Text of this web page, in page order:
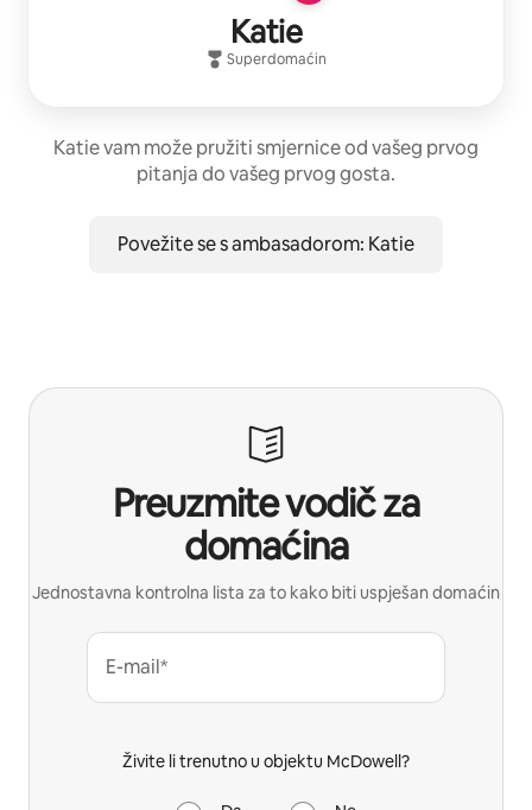
Katie
Superdomaćin
Katie vam može pružiti smjernice od vašeg prvog
pitanja do vašeg prvog gosta.
Povežite se s ambasadorom: Katie
Preuzmite vodič za
domaćina
Jednostavna kontrolna lista za to kako biti uspješan domaćin
E-mail*
Živite li trenutno u objektu McDowell?